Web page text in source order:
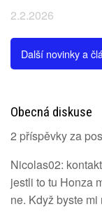
2.2.2026
Další novinky a
Obecná diskuse
2 příspěvky za
Nicolas02:
jestli to tu Honza
ne. Když byste